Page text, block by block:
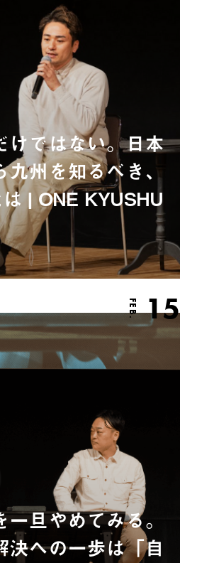
けではない。日本
九州を知るべき、
は | ONE KYUSHU
FEB. 15
旦やめてみる。
決への一歩は「自